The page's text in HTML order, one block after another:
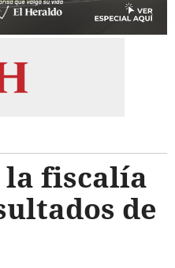
la fiscalía
de